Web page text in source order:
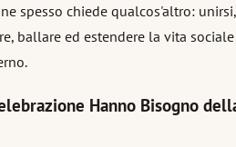
spesso chiede qualcos'altro: unirsi,
ballare ed estendere la vita sociale
Hanno Bisogno